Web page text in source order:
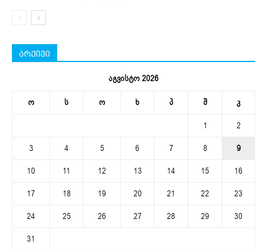
არქივი
აგვისტო 2026
ო ს ო ხ პ შ კ
1
2
3
4 5 6 7 8
9
10
11 12 13 14 15
16
17
18 19 20 21 22
23
24
25 26 27 28 29
30
31